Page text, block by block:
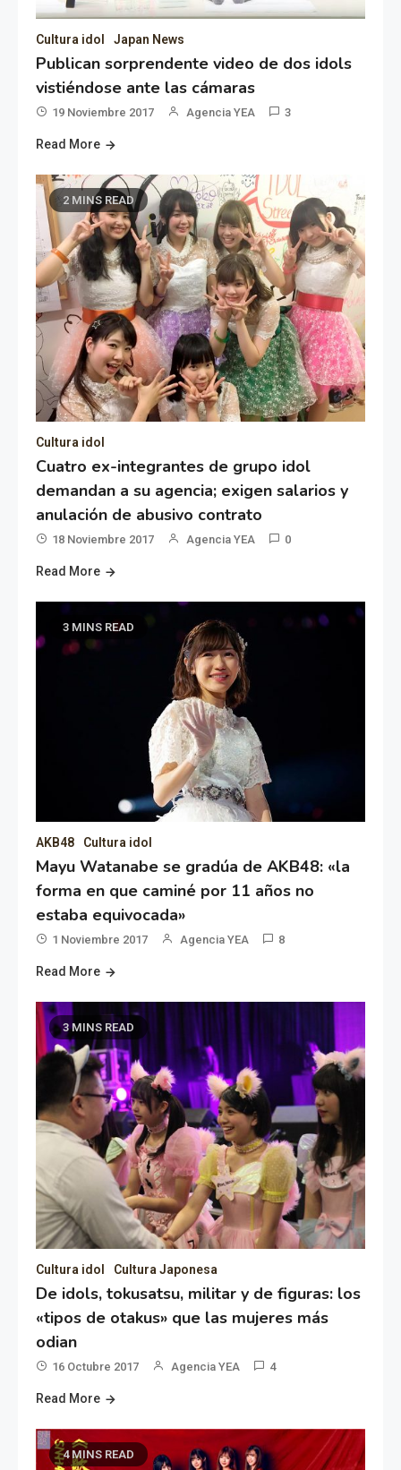
Cultura idol Japan News
Publican sorprendente video de dos idols
vistiéndose ante las cámaras
19 Noviembre 2017 Agencia YEA 3
Read More
2 MINS READ
Cultura idol
Cuatro ex-integrantes de grupo idol
demandan a su agencia; exigen salarios y
anulación de abusivo contrato
18 Noviembre 2017 Agencia YEA 0
Read More
3 MINS READ
AKB48 Cultura idol
Mayu Watanabe se gradúa de AKB48: «la
forma en que caminé por 11 años no
estaba equivocada»
1 Noviembre 2017 Agencia YEA 8
Read More
3 MINS READ
Cultura idol Cultura Japonesa
De idols, tokusatsu, militar y de figuras: los
«tipos de otakus» que las mujeres más
odian
16 Octubre 2017 Agencia YEA 4
Read More
4 MINS READ